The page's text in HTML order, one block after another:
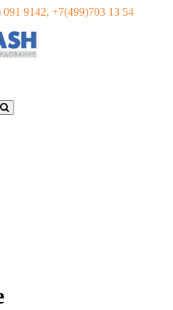
9142, +7(499)703 13 54